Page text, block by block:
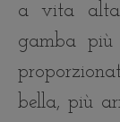
a vita
gamba
bella, più